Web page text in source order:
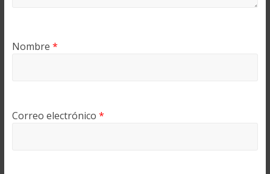
Nombre *
Correo electrónico *